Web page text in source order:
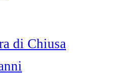
di Chiusa